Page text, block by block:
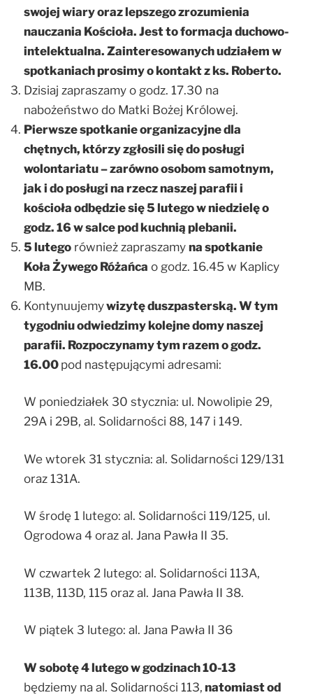
swojej wiary oraz lepszego zrozumienia
nauczania Kościoła. Jest to formacja duchowo-
intelektualna. Zainteresowanych udziałem w
spotkaniach prosimy o kontakt z ks. Roberto.
Dzisiaj zapraszamy o godz. 17.30 na
nabożeństwo do Matki Bożej Królowej.
Pierwsze spotkanie organizacyjne dla
chętnych, którzy zgłosili się do posługi
wolontariatu – zarówno osobom samotnym,
jak i do posługi na rzecz naszej parafii i
kościoła odbędzie się 5 lutego w niedzielę o
godz. 16 w salce pod kuchnią plebanii.
5 lutego również zapraszamy na spotkanie
Koła Żywego Różańca o godz. 16.45 w Kaplicy
MB.
Kontynuujemywizytę duszpasterską. W tym
tygodniu odwiedzimy kolejne domy naszej
parafii. Rozpoczynamy tym razem o godz.
16.00 pod następującymi adresami:
W poniedziałek 30 stycznia: ul. Nowolipie 29,
29A i 29B, al. Solidarności 88, 147 i 149.
We wtorek 31 stycznia: al. Solidarności 129/131
oraz 131A.
W środę 1 lutego: al. Solidarności 119/125, ul.
Ogrodowa 4 oraz al. Jana Pawła II 35.
W czwartek 2 lutego: al. Solidarności 113A,
113B, 113D, 115 oraz al. Jana Pawła II 38.
W piątek 3 lutego: al. Jana Pawła II 36
W sobotę 4 lutego w godzinach 10-13
będziemy na al. Solidarności 113, natomiast od